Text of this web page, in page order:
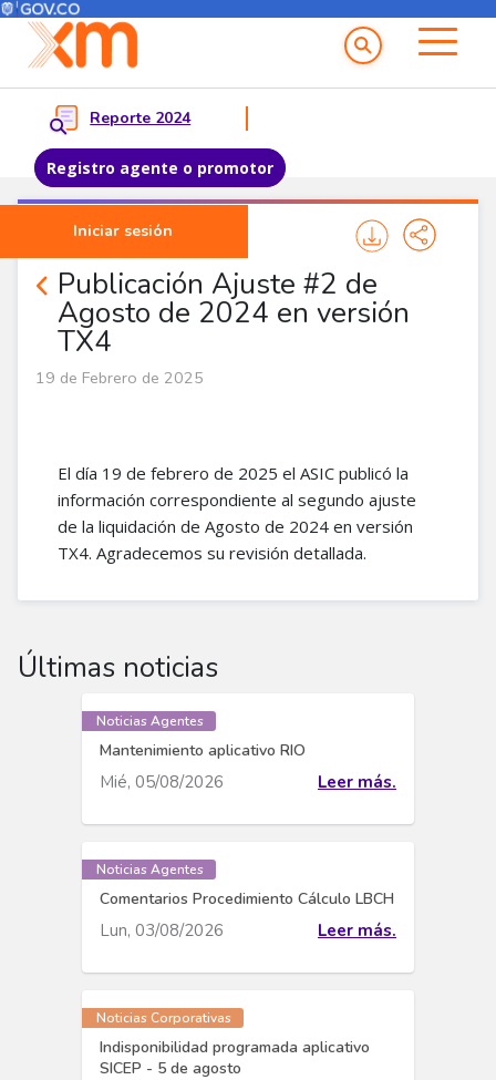
Pasar al contenido principal
Menú del Usuario
Reporte 2024
Registro agente o promotor
Iniciar sesión
Menu principal
Publicación Ajuste #2 de
Agosto de 2024 en versión
TX4
Noticias Agentes
19 de Febrero de 2025
El día 19 de febrero de 2025 el ASIC publicó la
información correspondiente al segundo ajuste
de la liquidación de Agosto de 2024 en versión
TX4. Agradecemos su revisión detallada.
Últimas noticias
Noticias Agentes
Mantenimiento aplicativo RIO
Mié, 05/08/2026 Leer más.
Noticias Agentes
Comentarios Procedimiento Cálculo LBCH
Lun, 03/08/2026 Leer más.
Noticias Corporativas
Indisponibilidad programada aplicativo
SICEP - 5 de agosto